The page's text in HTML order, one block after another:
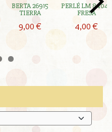
BERTA 26915
TIERRA
9,00 €
PERLÉ LM 84043
FRESA
4,00 €